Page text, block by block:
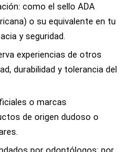
como el sello ADA
o su equivalente en tu
y seguridad.
experiencias de otros
durabilidad y tolerancia del
o marcas
de origen dudoso o